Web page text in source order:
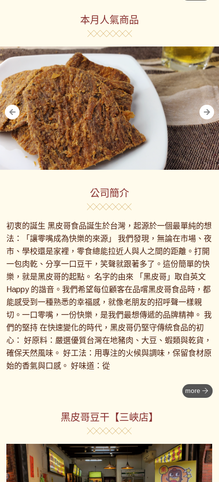
本月人氣商品
公司簡介
初衷的誕生 黑皮哥食品誕生於台灣，起源於一個最單純的想
法：「讓零嘴成為快樂的來源」 我們發現，無論在市場、夜
市、學校還是家裡，零食總能拉近人與人之間的距離。打開
一包肉乾、分享一口豆干，笑聲就跟著多了。這份簡單的快
樂，就是黑皮哥的起點。 名字的由來 「黑皮哥」取自英文
Happy 的諧音。我們希望每位顧客在品嚐黑皮哥食品時，都
能感受到一種熟悉的幸福感，就像老朋友的招呼聲一樣親
切。一口零嘴，一份快樂，是我們最想傳遞的品牌精神。 我
們的堅持 在快速變化的時代，黑皮哥仍堅守傳統食品的初
心： 好原料：嚴選優質台灣在地豬肉、大豆、蝦類與乾貨，
確保天然風味。 好工法：用專注的火候與調味，保留食材原
始的香氣與口感。 好味道：從
more
黑皮哥豆干【三峽店】